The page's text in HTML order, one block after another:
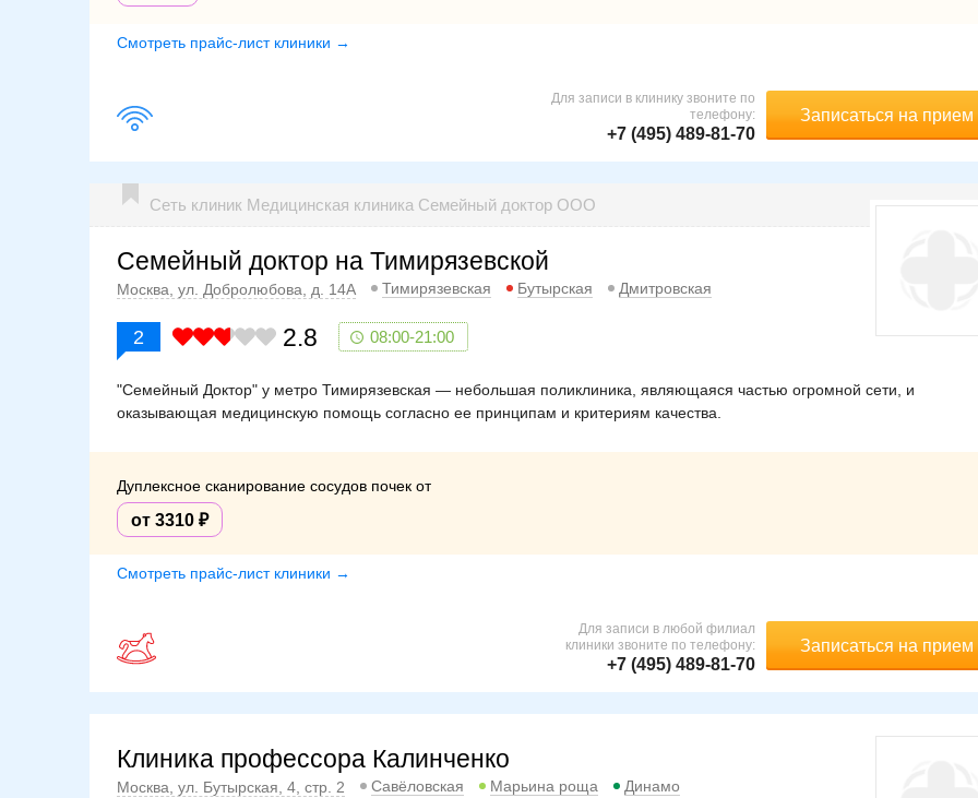
Смотреть прайс-лист клиники →
Записаться на прием
Для записи в клинику звоните по
телефону:
+7 (495) 489-81-70
Сеть клиник Медицинская клиника Семейный доктор ООО
Семейный доктор на Тимирязевской
Москва, ул. Добролюбова, д. 14А Тимирязевская Бутырская Дмитровская
2 2.8 08:00-21:00
"Семейный Доктор" у метро Тимирязевская — небольшая поликлиника, являющаяся частью огромной сети, и
оказывающая медицинскую помощь согласно ее принципам и критериям качества.
Дуплексное сканирование сосудов почек от
от 3310
Смотреть прайс-лист клиники →
Записаться на прием
Для записи в любой филиал
клиники звоните по телефону:
+7 (495) 489-81-70
Клиника профессора Калинченко
Москва, ул. Бутырская, 4, стр. 2 Савёловская Марьина роща Динамо